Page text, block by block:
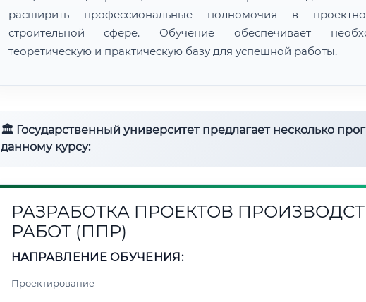
расширить профессиональные полномочия в
строительной сфере. Обучение обеспечивает
теоретическую и практическую базу для успешной работы.
🏛 Государственный университет предлагает несколько
данному курсу:
РАЗРАБОТКА ПРОЕКТОВ
РАБОТ (ППР)
НАПРАВЛЕНИЕ ОБУЧЕНИЯ:
Проектирование